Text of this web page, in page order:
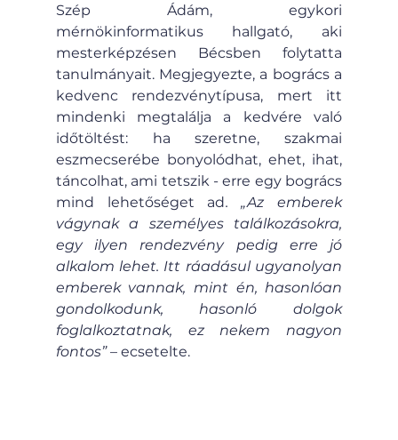
Szép Ádám, egykori
mérnökinformatikus hallgató, aki
mesterképzésen Bécsben folytatta
tanulmányait. Megjegyezte, a bogrács a
kedvenc rendezvénytípusa, mert itt
mindenki megtalálja a kedvére való
időtöltést: ha szeretne, szakmai
eszmecserébe bonyolódhat, ehet, ihat,
táncolhat, ami tetszik - erre egy bogrács
mind lehetőséget ad. „Az emberek
vágynak a személyes találkozásokra,
egy ilyen rendezvény pedig erre jó
alkalom lehet. Itt ráadásul ugyanolyan
emberek vannak, mint én, hasonlóan
gondolkodunk, hasonló dolgok
foglalkoztatnak, ez nekem nagyon
fontos” – ecsetelte.